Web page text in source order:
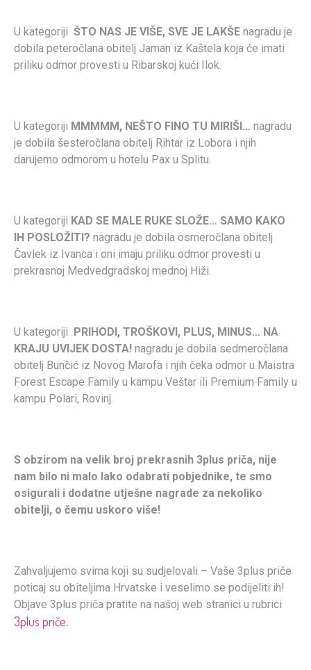
U kategoriji ŠTO NAS JE VIŠE, SVE JE LAKŠEnagradu je
dobila peteročlana obitelj Jaman iz Kaštela koja će imati
priliku odmor provesti u Ribarskoj kući Ilok.
U kategoriji MMMMM, NEŠTO FINO TU MIRIŠI… nagradu
je dobila šesteročlana obitelj Rihtar iz Lobora i njih
darujemo odmorom u hotelu Pax u Splitu.
U kategoriji KAD SE MALE RUKE SLOŽE… SAMO KAKO
IH POSLOŽITI? nagradu je dobila osmeročlana obitelj
Čavlek iz Ivanca i oni imaju priliku odmor provesti u
prekrasnoj Medvedgradskoj mednoj Hiži.
U kategoriji PRIHODI, TROŠKOVI, PLUS, MINUS… NA
KRAJU UVIJEK DOSTA!nagradu je dobila sedmeročlana
obitelj Bunčić iz Novog Marofa i njih čeka odmor u Maistra
Forest Escape Family u kampu Veštar ili Premium Family u
kampu Polari, Rovinj.
S obzirom na velik broj prekrasnih 3plus priča, nije
nam bilo ni malo lako odabrati pobjednike, te smo
osigurali i dodatne utješne nagrade za nekoliko
obitelji, o čemu uskoro više!
Zahvaljujemo svima koji su sudjelovali – Vaše 3plus priče
poticaj su obiteljima Hrvatske i veselimo se podijeliti ih!
Objave 3plus priča pratite na našoj web stranici u rubrici
3plus priče.